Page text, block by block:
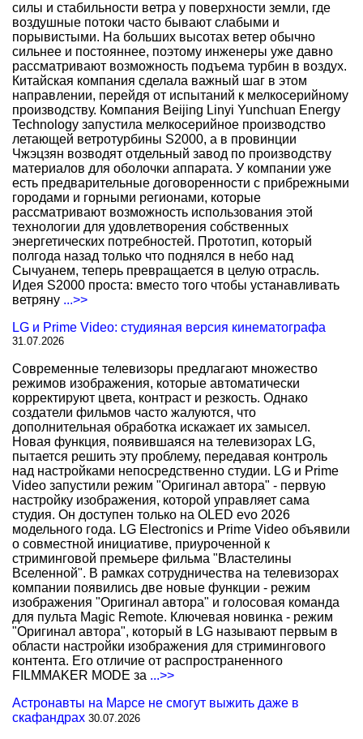
силы и стабильности ветра у поверхности земли, где
воздушные потоки часто бывают слабыми и
порывистыми. На больших высотах ветер обычно
сильнее и постояннее, поэтому инженеры уже давно
рассматривают возможность подъема турбин в воздух.
Китайская компания сделала важный шаг в этом
направлении, перейдя от испытаний к мелкосерийному
производству. Компания Beijing Linyi Yunchuan Energy
Technology запустила мелкосерийное производство
летающей ветротурбины S2000, а в провинции
Чжэцзян возводят отдельный завод по производству
материалов для оболочки аппарата. У компании уже
есть предварительные договоренности с прибрежными
городами и горными регионами, которые
рассматривают возможность использования этой
технологии для удовлетворения собственных
энергетических потребностей. Прототип, который
полгода назад только что поднялся в небо над
Сычуанем, теперь превращается в целую отрасль.
Идея S2000 проста: вместо того чтобы устанавливать
ветряну ...>>
LG и Prime Video: студияная версия кинематографа
31.07.2026
Современные телевизоры предлагают множество
режимов изображения, которые автоматически
корректируют цвета, контраст и резкость. Однако
создатели фильмов часто жалуются, что
дополнительная обработка искажает их замысел.
Новая функция, появившаяся на телевизорах LG,
пытается решить эту проблему, передавая контроль
над настройками непосредственно студии. LG и Prime
Video запустили режим "Оригинал автора" - первую
настройку изображения, которой управляет сама
студия. Он доступен только на OLED evo 2026
модельного года. LG Electronics и Prime Video объявили
о совместной инициативе, приуроченной к
стриминговой премьере фильма "Властелины
Вселенной". В рамках сотрудничества на телевизорах
компании появились две новые функции - режим
изображения "Оригинал автора" и голосовая команда
для пульта Magic Remote. Ключевая новинка - режим
"Оригинал автора", который в LG называют первым в
области настройки изображения для стримингового
контента. Его отличие от распространенного
FILMMAKER MODE за ...>>
Астронавты на Марсе не смогут выжить даже в
скафандрах 30.07.2026